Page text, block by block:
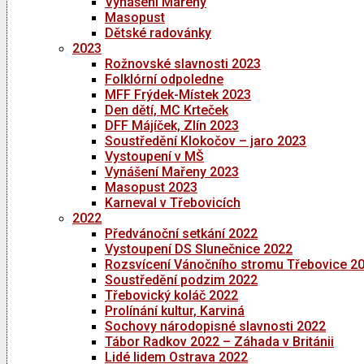
Masopust
Dětské radovánky
2023
Rožnovské slavnosti 2023
Folklórní odpoledne
MFF Frýdek-Místek 2023
Den dětí, MC Krteček
DFF Májíček, Zlín 2023
Soustředění Klokočov – jaro 2023
Vystoupení v MŠ
Vynášení Mařeny 2023
Masopust 2023
Karneval v Třebovicích
2022
Předvánoční setkání 2022
Vystoupení DS Slunečnice 2022
Rozsvícení Vánočního stromu Třebovice
Soustředění podzim 2022
Třebovický koláč 2022
Prolínání kultur, Karviná
Sochovy národopisné slavnosti 2022
Tábor Radkov 2022 – Záhada v Británii
Lidé lidem Ostrava 2022